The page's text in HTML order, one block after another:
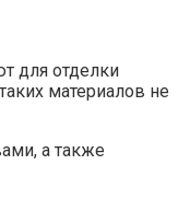
для отделки
материалов не
а также